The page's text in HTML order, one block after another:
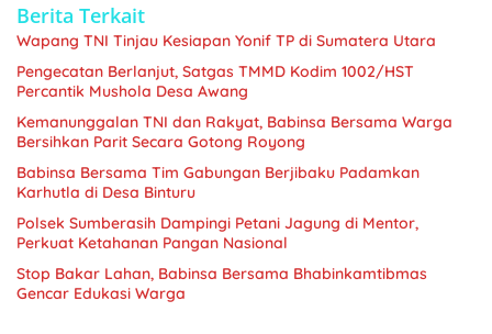
Berita Terkait
Wapang TNI Tinjau Kesiapan Yonif TP di Sumatera Utara
Pengecatan Berlanjut, Satgas TMMD Kodim 1002/HST
Percantik Mushola Desa Awang
Kemanunggalan TNI dan Rakyat, Babinsa Bersama Warga
Bersihkan Parit Secara Gotong Royong
Babinsa Bersama Tim Gabungan Berjibaku Padamkan
Karhutla di Desa Binturu
Polsek Sumberasih Dampingi Petani Jagung di Mentor,
Perkuat Ketahanan Pangan Nasional
Stop Bakar Lahan, Babinsa Bersama Bhabinkamtibmas
Gencar Edukasi Warga